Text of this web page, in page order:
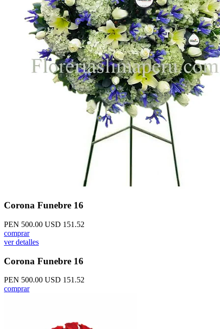
Corona Funebre 16
PEN 500.00 USD 151.52
comprar
ver detalles
Corona Funebre 16
PEN 500.00 USD 151.52
comprar